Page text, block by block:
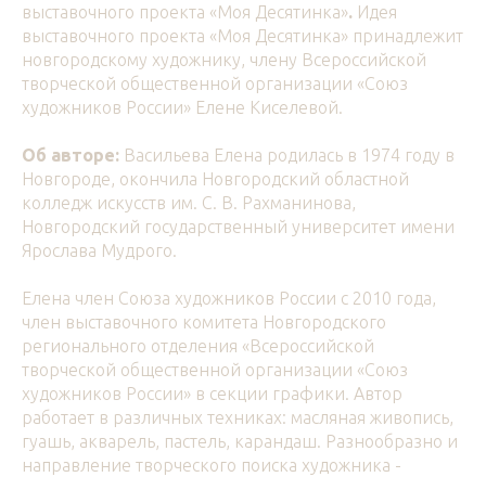
выставочного проекта «Моя Десятинка». Идея
выставочного проекта «Моя Десятинка» принадлежит
новгородскому художнику, члену Всероссийской
творческой общественной организации «Союз
художников России» Елене Киселевой.
Об авторе: Васильева Елена родилась в 1974 году в
Новгороде, окончила Новгородский областной
колледж искусств им. С. В. Рахманинова,
Новгородский государственный университет имени
Ярослава Мудрого.
Елена член Союза художников России с 2010 года,
член выставочного комитета Новгородского
регионального отделения «Всероссийской
творческой общественной организации «Союз
художников России» в секции графики. Автор
работает в различных техниках: масляная живопись,
гуашь, акварель, пастель, карандаш. Разнообразно и
направление творческого поиска художника -